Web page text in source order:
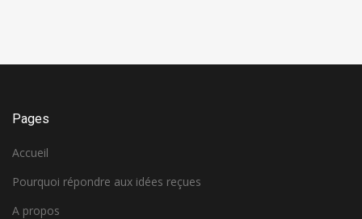
Pages
Accueil
Pourquoi répondre aux idées reçues
A propos